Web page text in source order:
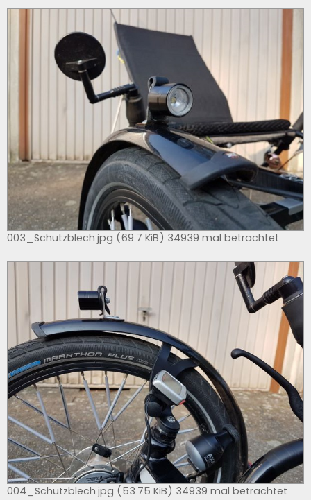
003_Schutzblech.jpg (69.7 KiB) 34939 mal betrachtet
004_Schutzblech.jpg (53.75 KiB) 34939 mal betrachtet